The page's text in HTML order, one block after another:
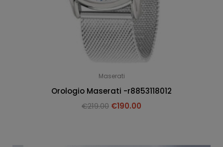
Maserati
Orologio Maserati -r8853118012
€219.00 €190.00